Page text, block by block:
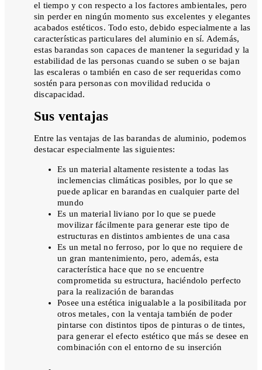
el tiempo y con respecto a los factores ambientales, pero
sin perder en ningún momento sus excelentes y elegantes
acabados estéticos. Todo esto, debido especialmente a las
características particulares del aluminio en sí. Además,
estas barandas son capaces de mantener la seguridad y la
estabilidad de las personas cuando se suben o se bajan
las escaleras o también en caso de ser requeridas como
sostén para personas con movilidad reducida o
discapacidad.
Sus ventajas
Entre las ventajas de las barandas de aluminio, podemos
destacar especialmente las siguientes:
Es un material altamente resistente a todas las
inclemencias climáticas posibles, por lo que se
puede aplicar en barandas en cualquier parte del
mundo
Es un material liviano por lo que se puede
movilizar fácilmente para generar este tipo de
estructuras en distintos ambientes de una casa
Es un metal no ferroso, por lo que no requiere de
un gran mantenimiento, pero, además, esta
característica hace que no se encuentre
comprometida su estructura, haciéndolo perfecto
para la realización de barandas
Posee una estética inigualable a la posibilitada por
otros metales, con la ventaja también de poder
pintarse con distintos tipos de pinturas o de tintes,
para generar el efecto estético que más se desee en
combinación con el entorno de su inserción